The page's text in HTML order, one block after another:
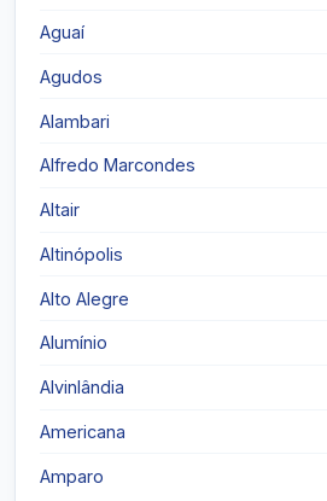
Aguaí
Agudos
Alambari
Alfredo Marcondes
Altair
Altinópolis
Alto Alegre
Alumínio
Alvinlândia
Americana
Amparo